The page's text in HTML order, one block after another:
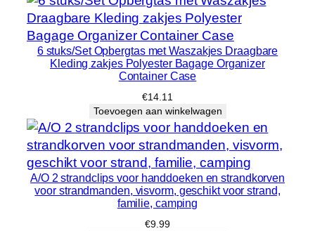
6 stuks/Set Opbergtas met Waszakjes Draagbare
Kleding zakjes Polyester Bagage Organizer
Container Case
€14.11
Toevoegen aan winkelwagen
A/O 2 strandclips voor handdoeken en strandkorven
voor strandmanden, visvorm, geschikt voor strand,
familie, camping
€9.99